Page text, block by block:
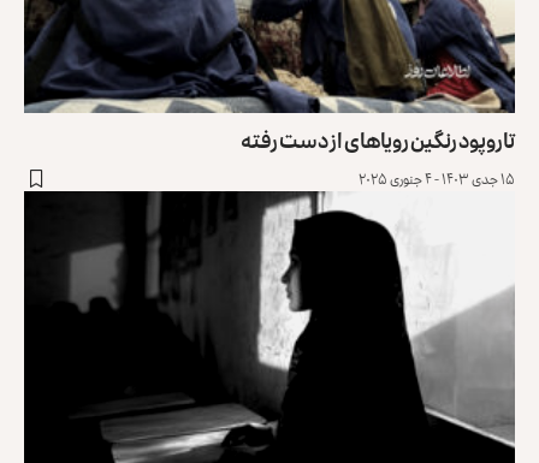
تاروپود رنگین رویاهای از دست رفته
۱۵ جدی ۱۴۰۳ - ۴ جنوری ۲۰۲۵